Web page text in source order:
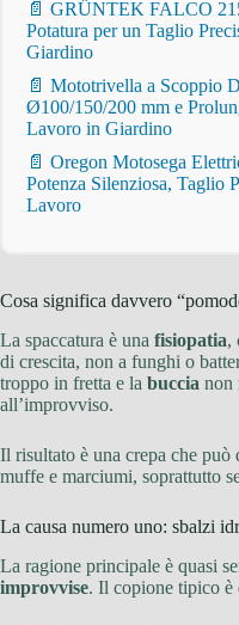
📄 GRÜNTEK FALCO
Potatura per un Taglio
Giardino
📄 Mototrivella a Scoppio
Ø100/150/200 mm e
Lavoro in Giardino
📄 Oregon Motosega
Potenza Silenziosa, Taglio
Lavoro
Cosa significa davvero
La spaccatura è una fisiopatia,
di crescita, non a funghi o
troppo in fretta e la buccia non
all’improvviso.
Il risultato è una crepa che può
muffe e marciumi, soprattutto
La causa numero uno: sbalzi
La ragione principale è quasi
improvvise. Il copione tipico è